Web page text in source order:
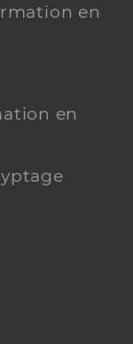
en
en